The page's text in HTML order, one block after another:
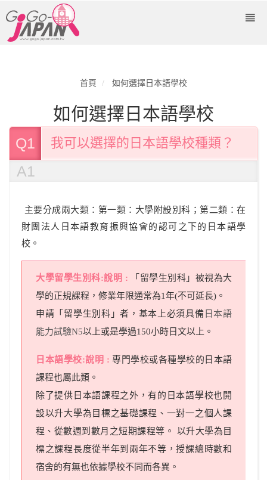
首頁 如何選擇日本語學校
如何選擇日本語學校
Q1 我可以選擇的日本語學校種類？
A1
主要分成兩大類：第一類：大學附設別科；第二類：在
財團法人日本語教育振興協會的認可之下的日本語學
校。
「留學生別科」被視為大
學的正規課程，修業年限通常為1年(不可延長)。
申請「留學生別科」者，基本上必須具備 日本語
能力試驗N5以上或是學過150小時日文以上。
專門學校或各種學校的日本語
課程也屬此類。
除了提供日本語課程之外，有的日本語學校也開
設以升大學為目標之基礎課程、一對一之個人課
程、從數週到數月之短期課程等。 以升大學為目
標之課程長度從半年到兩年不等，授課總時數和
宿舍的有無也依據學校不同而各異。